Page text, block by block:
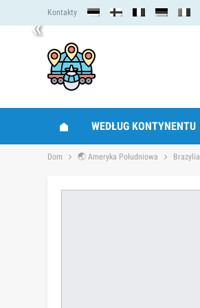
« Kontakty
WEDŁUG KONTYNENTU
Dom 🌏 Ameryka Południowa Brazylia